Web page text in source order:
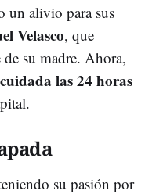
un alivio para sus
Velasco, que
su madre. Ahora,
cuidada las 24 horas
su pasión por